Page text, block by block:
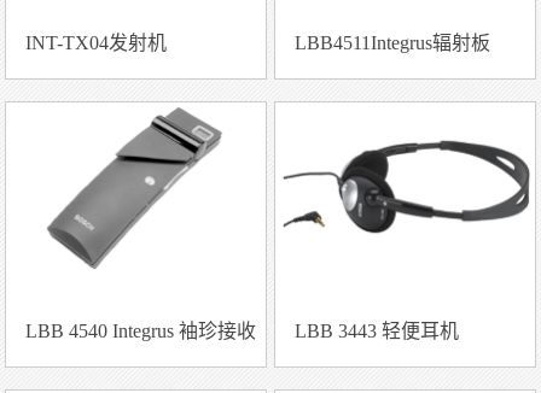
INT-TX04发射机 LBB4511Integrus辐射板
LBB 4540 Integrus 袖珍接收 LBB 3443 轻便耳机